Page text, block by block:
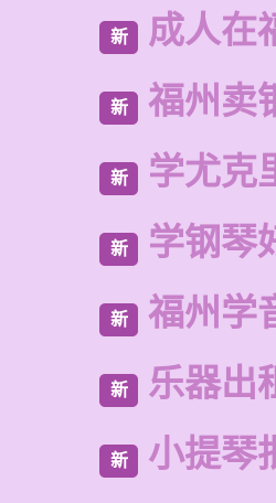
新 成人在
新 福州卖
新 学尤克
新 学钢琴
新 福州学
新 乐器出
新 小提琴